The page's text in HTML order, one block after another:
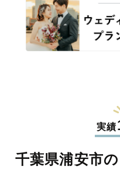
実績
千葉県浦安市